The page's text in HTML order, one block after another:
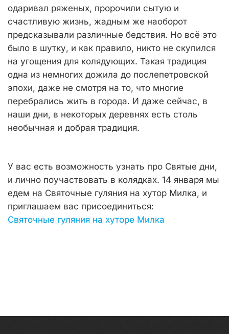
одаривал ряженых, пророчили сытую и
счастливую жизнь, жадным же наоборот
предсказывали различные бедствия. Но всё это
было в шутку, и как правило, никто не скупился
на угощения для колядующих. Такая традиция
одна из немногих дожила до послепетровской
эпохи, даже не смотря на то, что многие
перебрались жить в города. И даже сейчас, в
наши дни, в некоторых деревнях есть столь
необычная и добрая традиция.
У вас есть возможность узнать про Святые дни,
и лично поучаствовать в колядках. 14 января мы
едем на Святочные гуляния на хутор Милка, и
приглашаем вас присоединиться:
Святочные гуляния на хуторе Милка